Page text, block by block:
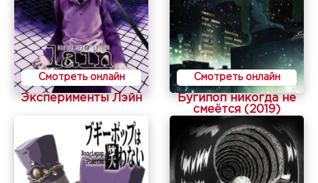
Смотреть онлайн
Эксперименты Лэйн
Смотреть онлайн
Бугипоп никогда не
смеётся (2019)